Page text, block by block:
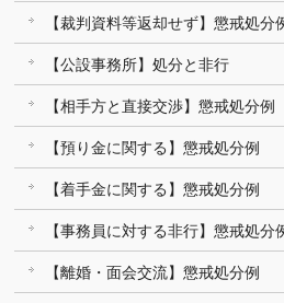
【裁判資料等返却せず】懲戒処分
【公設事務所】処分と非行
【相手方と直接交渉】懲戒処分例
【預り金に関する】懲戒処分例
【着手金に関する】懲戒処分例
【事務員に対する非行】懲戒処分
【離婚・面会交流】懲戒処分例